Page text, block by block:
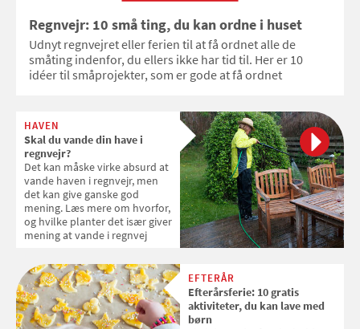
Regnvejr: 10 små ting, du kan ordne i huset
Udnyt regnvejret eller ferien til at få ordnet alle de
småting indenfor, du ellers ikke har tid til. Her er 10
idéer til småprojekter, som er gode at få ordnet
HAVEN
Skal du vande din have i
regnvejr?
Det kan måske virke absurd at
vande haven i regnvejr, men
det kan give ganske god
mening. Læs mere om hvorfor,
og hvilke planter det især giver
mening at vande i regnvej
EFTERÅR
Efterårsferie: 10 gratis
aktiviteter, du kan lave med
børn